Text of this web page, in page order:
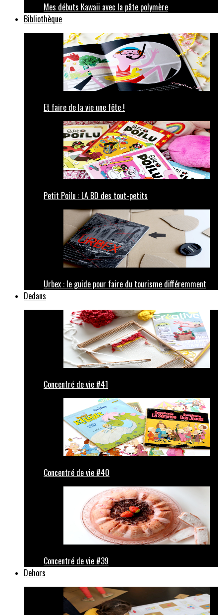
Mes débuts Kawaii avec la pâte polymère
Bibliothèque
Et faire de la vie une fête !
Petit Poilu : LA BD des tout-petits
Urbex : le guide pour faire du tourisme différemment
Dedans
Concentré de vie #41
Concentré de vie #40
Concentré de vie #39
Dehors